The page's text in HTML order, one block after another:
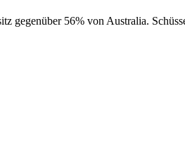
gegenüber 56% von Australia.